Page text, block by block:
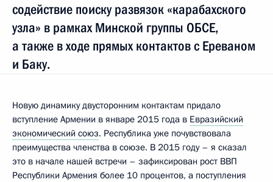
содействие поиску развязок «карабахского
узла» в рамках Минской группы ОБСЕ,
а также в ходе прямых контактов с Ереваном
и Баку.
Новую динамику двусторонним контактам придало
вступление Армении в январе 2015 года в Евразийский
экономический союз. Республика уже почувствовала
преимущества членства в союзе. В 2015 году – я сказал
это в начале нашей встречи – зафиксирован рост ВВП
Республики Армения более 10 процентов, а поступления